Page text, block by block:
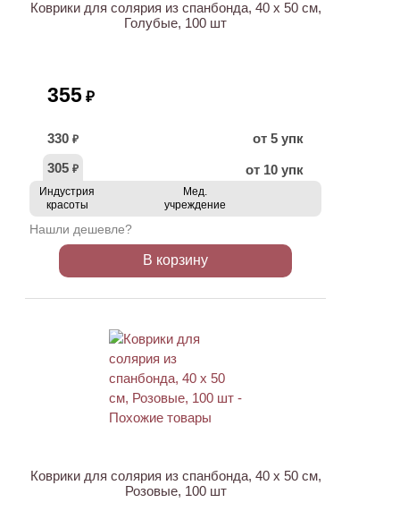
Коврики для солярия из спанбонда, 40 х 50 см,
Голубые, 100 шт
355 ₽
330 ₽
от 5 упк
305 ₽ от 10 упк
Индустрия
красоты
Мед.
учреждение
Нашли дешевле?
В корзину
Коврики для солярия из спанбонда, 40 х 50 см,
Розовые, 100 шт